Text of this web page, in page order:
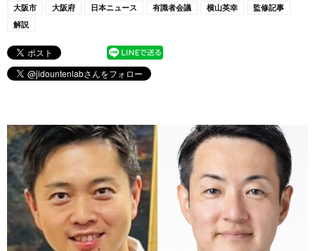
大阪市
大阪府 日本ニュース 有識者会議 横山英幸
監修記事
解説